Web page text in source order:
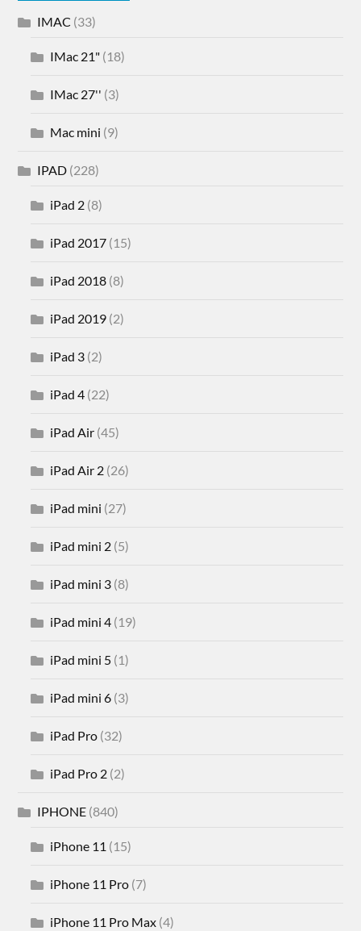
IMAC (33)
IMac 21" (18)
IMac 27'' (3)
Mac mini (9)
IPAD (228)
iPad 2 (8)
iPad 2017 (15)
iPad 2018 (8)
iPad 2019 (2)
iPad 3 (2)
iPad 4 (22)
iPad Air (45)
iPad Air 2 (26)
iPad mini (27)
iPad mini 2 (5)
iPad mini 3 (8)
iPad mini 4 (19)
iPad mini 5 (1)
iPad mini 6 (3)
iPad Pro (32)
iPad Pro 2 (2)
IPHONE (840)
iPhone 11 (15)
iPhone 11 Pro (7)
iPhone 11 Pro Max (4)